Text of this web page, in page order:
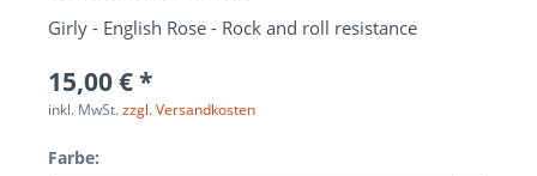
Girly - English Rose - Rock and roll resistance
15,00 € *
inkl. MwSt.zzgl. Versandkosten
Farbe: